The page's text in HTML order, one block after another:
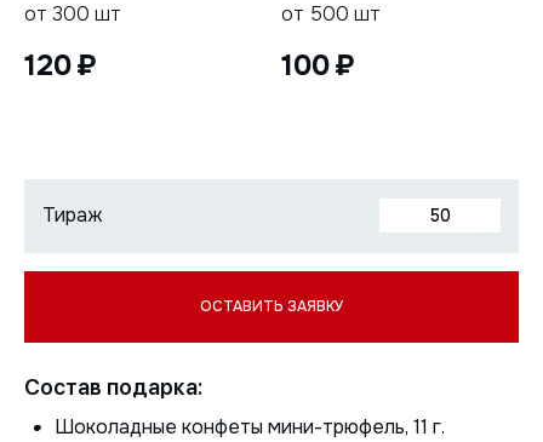
от 300 шт
120
от 500 шт
100
Состав подарка:
Шоколадные конфеты мини-трюфель, 11 г.